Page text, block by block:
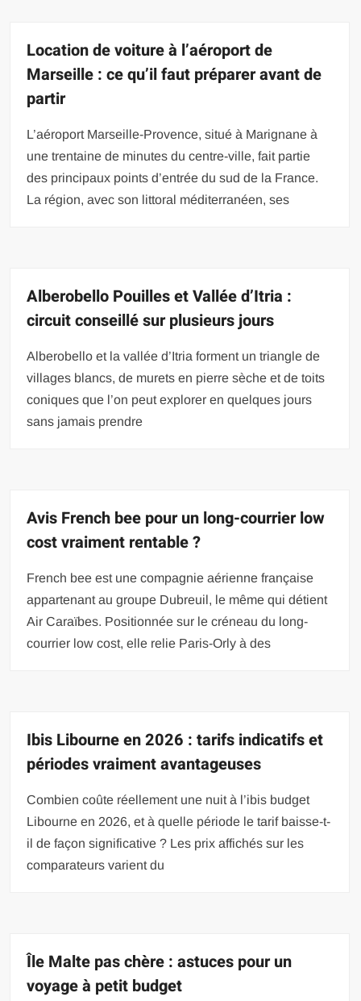
Location de voiture à l’aéroport de
Marseille : ce qu’il faut préparer avant de
partir
L’aéroport Marseille-Provence, situé à Marignane à
une trentaine de minutes du centre-ville, fait partie
des principaux points d’entrée du sud de la France.
La région, avec son littoral méditerranéen, ses
Alberobello Pouilles et Vallée d’Itria :
circuit conseillé sur plusieurs jours
Alberobello et la vallée d’Itria forment un triangle de
villages blancs, de murets en pierre sèche et de toits
coniques que l’on peut explorer en quelques jours
sans jamais prendre
Avis French bee pour un long-courrier low
cost vraiment rentable ?
French bee est une compagnie aérienne française
appartenant au groupe Dubreuil, le même qui détient
Air Caraïbes. Positionnée sur le créneau du long-
courrier low cost, elle relie Paris-Orly à des
Ibis Libourne en 2026 : tarifs indicatifs et
périodes vraiment avantageuses
Combien coûte réellement une nuit à l’ibis budget
Libourne en 2026, et à quelle période le tarif baisse-t-
il de façon significative ? Les prix affichés sur les
comparateurs varient du
Île Malte pas chère : astuces pour un
voyage à petit budget